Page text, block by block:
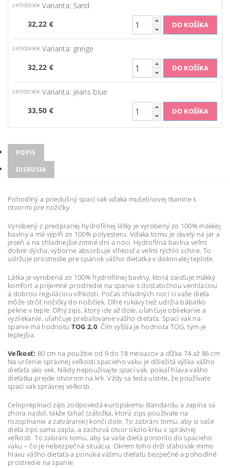
2470003304 Varianta: Sand
32,22 €
2470004904 Varianta: greige
32,22 €
2470007804 Varianta: jeans blue
33,50 €
POPIS
DISKUSIA
Pohodlný a priedušný spací vak vďaka mušelínovej tkanine s
otvormi pre nožičky.
Vyrobený z predpranej hydrofilnej látky je vyrobený zo 100% mäkkej
bavlny a má výplň zo 100% polyesteru. Vďaka tomu je skvelý na jar a
jeseň a na chladnejšie zimné dni a noci. Hydrofilná bavlna veľmi
dobre dýcha, výborne absorbuje vlhkosť a veľmi rýchlo schne. To
udržuje prostredie pre spánok vášho dieťatka v dokonalej teplote.
Látka je vyrobená zo 100% hydrofilnej bavlny, ktorá zaisťuje mäkký
komfort a príjemné prostredie na spanie s dostatočnou ventiláciou
a dobrou reguláciou vlhkosti. Počas chladných nocí si vaše dieťa
môže strčiť nožičky do nožičiek. Dlhé rukávy tiež udržia bábätko
pekne v teple. Dlhý zips, ktorý ide až dole, uľahčuje obliekanie a
vyzliekanie, uľahčuje prebaľovanie vášho dieťaťa. Spací vak na
spanie má hodnotu TOG 2,0. Čím vyššia je hodnota TOG, tým je
teplejšia.
Veľkosť: 80 cm na použitie od 9 do 18 mesiacov a dĺžka 74 až 86 cm
Na určenie správnej veľkosti spacieho vaku je dôležitá výška vášho
dieťaťa ako vek. Nikdy nepoužívajte spací vak, pokiaľ hlava vášho
dieťatka prejde otvorom na krk. Vždy sa teda uistite, že používate
spací vak správnej veľkosti.
Celoprepínací zips zodpovedá európskemu štandardu a zapína sa
zhora nadol, takže ťahač (záložka, ktorú zips používate na
rozopínanie a zatváranie) končí dole. To zabráni tomu, aby si vaše
dieťa zips sama zapla, a zachová otvor okolo krku v správnej
veľkosti. To zabráni tomu, aby sa vaše dieťa ponorilo do spacieho
vaku – čo je nebezpečná situácia. Okrem toho drží sťahovák mimo
hlavu vášho dieťaťa a ponúka vášmu dieťaťu bezpečné a pohodlné
prostredie na spanie.